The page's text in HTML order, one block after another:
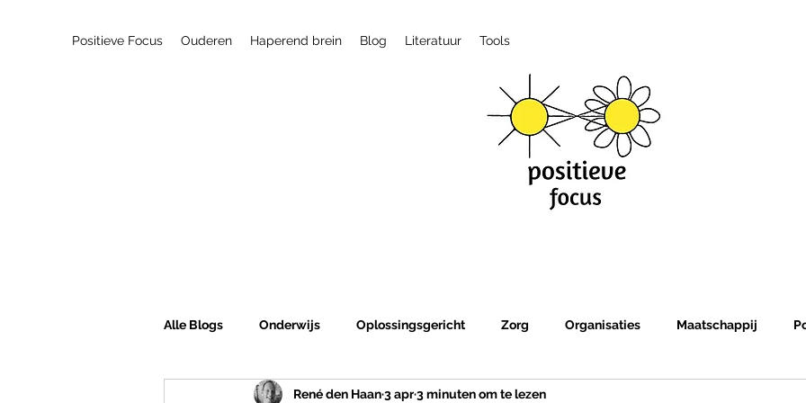
Positieve Focus Ouderen Haperend brein Blog Literatuur Tools
Alle Blogs Onderwijs Oplossingsgericht Zorg Organisaties Maatschappij
René den Haan3 apr3 minuten om te lezen